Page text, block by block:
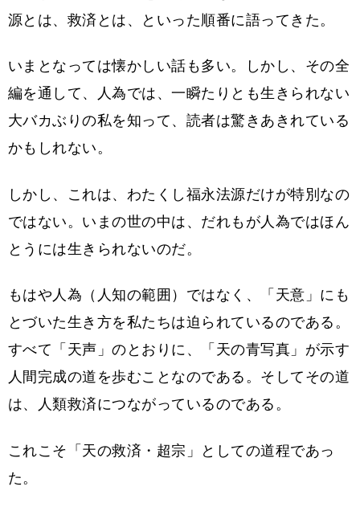
源とは、救済とは、といった順番に語ってきた。
いまとなっては懐かしい話も多い。しかし、その全
編を通して、人為では、一瞬たりとも生きられない
大バカぶりの私を知って、読者は驚きあきれている
かもしれない。
しかし、これは、わたくし福永法源だけが特別なの
ではない。いまの世の中は、だれもが人為ではほん
とうには生きられないのだ。
もはや人為（人知の範囲）ではなく、「天意」にも
とづいた生き方を私たちは迫られているのである。
すべて「天声」のとおりに、「天の青写真」が示す
人間完成の道を歩むことなのである。そしてその道
は、人類救済につながっているのである。
これこそ「天の救済・超宗」としての道程であっ
た。